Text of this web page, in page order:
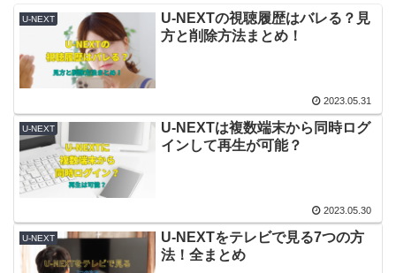
U-NEXT
U-NEXTの視聴履歴はバレる？見
方と削除方法まとめ！
2023.05.31
U-NEXT
U-NEXTは複数端末から同時ログ
インして再生が可能？
2023.05.30
U-NEXT
U-NEXTをテレビで見る7つの方
法！全まとめ